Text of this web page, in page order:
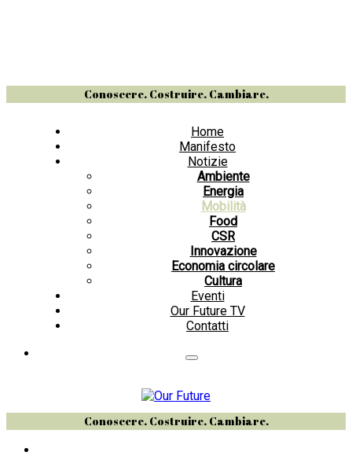
Conoscere. Costruire. Cambiare.
Home
Manifesto
Notizie
Ambiente
Energia
Mobilità
Food
CSR
Innovazione
Economia circolare
Cultura
Eventi
Our Future TV
Contatti
Conoscere. Costruire. Cambiare.